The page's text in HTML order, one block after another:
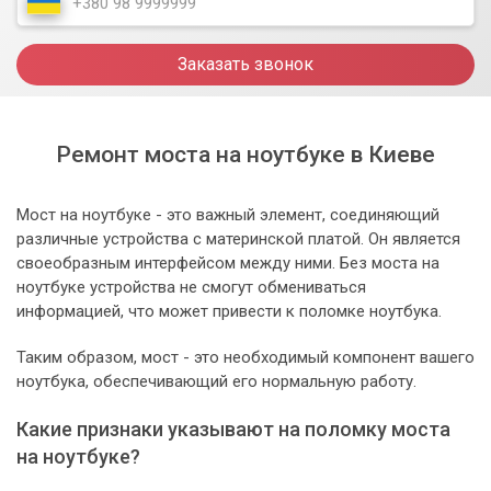
Заказать звонок
Ремонт моста на ноутбуке в Киеве
Мост на ноутбуке - это важный элемент, соединяющий
различные устройства с материнской платой. Он является
своеобразным интерфейсом между ними. Без моста на
ноутбуке устройства не смогут обмениваться
информацией, что может привести к поломке ноутбука.
Таким образом, мост - это необходимый компонент вашего
ноутбука, обеспечивающий его нормальную работу.
Какие признаки указывают на поломку моста
на ноутбуке?